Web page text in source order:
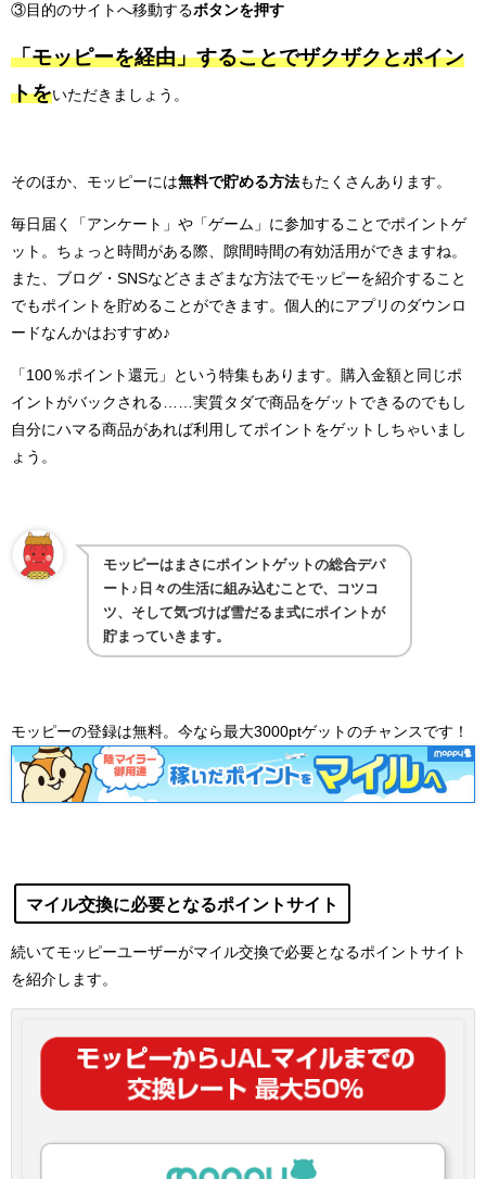
③目的のサイトへ移動するボタンを押す
「モッピーを経由」することでザクザクとポイン
トをいただきましょう。
そのほか、モッピーには無料で貯める方法もたくさんあります。
毎日届く「アンケート」や「ゲーム」に参加することでポイントゲ
ット。ちょっと時間がある際、隙間時間の有効活用ができますね。
また、ブログ・SNSなどさまざまな方法でモッピーを紹介すること
でもポイントを貯めることができます。個人的にアプリのダウンロ
ードなんかはおすすめ♪
「100％ポイント還元」という特集もあります。購入金額と同じポ
イントがバックされる……実質タダで商品をゲットできるのでもし
自分にハマる商品があれば利用してポイントをゲットしちゃいまし
ょう。
モッピーはまさにポイントゲットの総合デパ
ート♪日々の生活に組み込むことで、コツコ
ツ、そして気づけば雪だるま式にポイントが
貯まっていきます。
モッピーの登録は無料。今なら最大3000ptゲットのチャンスです！
マイル交換に必要となるポイントサイト
続いてモッピーユーザーがマイル交換で必要となるポイントサイト
を紹介します。